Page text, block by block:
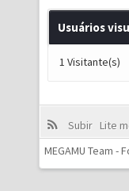
Usuários
1 Visitante(s)
Subir Lite
MEGAMU Team -